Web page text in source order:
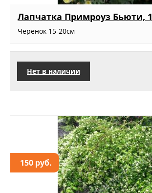
Лапчатка Примроуз Бьюти, 1
Черенок 15-20см
Нет в наличии
150 руб.